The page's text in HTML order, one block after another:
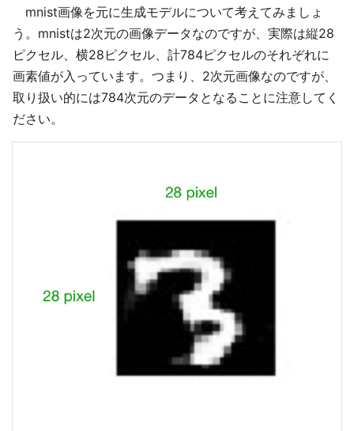
mnist画像を元に生成モデルについて考えてみましょ
う。mnistは2次元の画像データなのですが、実際は縦28
ピクセル、横28ピクセル、計784ピクセルのそれぞれに
画素値が入っています。つまり、2次元画像なのですが、
取り扱い的には784次元のデータとなることに注意してく
ださい。